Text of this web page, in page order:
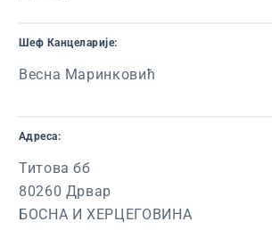
Шеф Канцеларије:
Весна Маринковић
Адреса:
Титова бб
80260 Дрвар
БОСНА И ХЕРЦЕГОВИНА